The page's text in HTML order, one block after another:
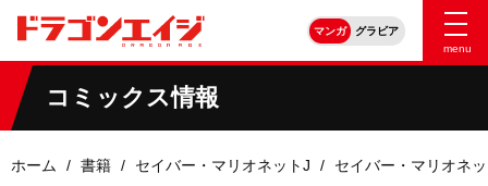
マンガ
グラビア
menu
コミックス情報
ホーム 書籍 セイバー・マリオネットJ セイバー・マリオネ